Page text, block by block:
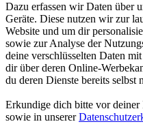
Dazu erfassen wir Daten über
Geräte. Diese nutzen wir zur
Website und um dir
sowie zur Analyse der
deine verschlüsselten Daten
dir über deren Online-
du deren Dienste bereits selbst
Erkundige dich bitte vor
sowie in unserer